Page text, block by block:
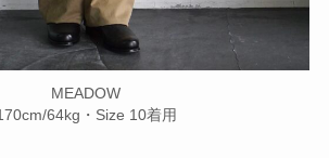
MEADOW
64kg・Size 10着用